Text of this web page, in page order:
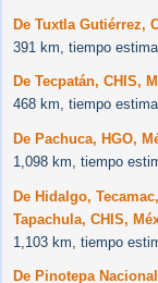
De Tuxtla Gutiérrez,
391 km, tiempo
De Tecpatán, CHIS,
468 km, tiempo
De Pachuca, HGO,
1,098 km, tiempo
De Hidalgo,
Tapachula, CHIS,
1,103 km, tiempo
De Pinotepa